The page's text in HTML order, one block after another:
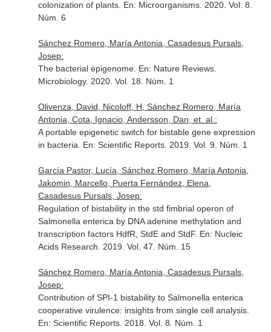
colonization of plants. En: Microorganisms. 2020. Vol. 8.
Núm. 6
Sánchez Romero, María Antonia, Casadesus Pursals,
Josep:
The bacterial epigenome. En: Nature Reviews.
Microbiology. 2020. Vol. 18. Núm. 1
Olivenza, David, Nicoloff, H, Sánchez Romero, María
Antonia, Cota, Ignacio, Andersson, Dan, et. al.:
A portable epigenetic switch for bistable gene expression
in bacteria. En: Scientific Reports. 2019. Vol. 9. Núm. 1
García Pastor, Lucía, Sánchez Romero, María Antonia,
Jakomin, Marcello, Puerta Fernández, Elena,
Casadesus Pursals, Josep:
Regulation of bistability in the std fimbrial operon of
Salmonella enterica by DNA adenine methylation and
transcription factors HdfR, StdE and StdF. En: Nucleic
Acids Research . 2019. Vol. 47. Núm. 15
Sánchez Romero, María Antonia, Casadesus Pursals,
Josep:
Contribution of SPI-1 bistability to Salmonella enterica
cooperative virulence: insights from single cell analysis.
En: Scientific Reports. 2018. Vol. 8. Núm. 1